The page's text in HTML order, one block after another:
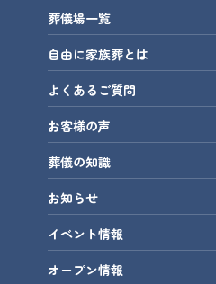
葬儀場一覧
自由に家族葬とは
よくあるご質問
お客様の声
葬儀の知識
お知らせ
イベント情報
オープン情報